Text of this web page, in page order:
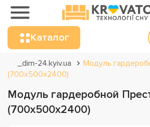
Каталог
_dim-24.kyiv.ua
Модуль
(700х500х2400)
Модуль гардеробной
(700х500х2400)